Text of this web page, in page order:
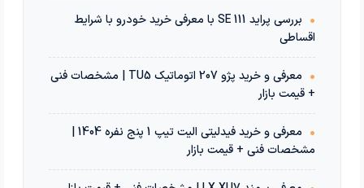
•
بررسی پراید 111 SE با معرفی خرید خودرو با شرایط
اقساطی
•
معرفی و خرید پژو 207 اتوماتیک TU5 | مشخصات فنی
+ قیمت بازار
•
معرفی و خرید فیدلیتی الیت تیپ 1 پنج نفره 1404 |
مشخصات فنی + قیمت بازار